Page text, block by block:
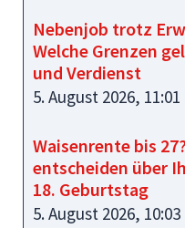
Nebenjob trotz
Welche Grenzen
und Verdienst
5. August 2026,
Waisenrente bis
entscheiden über
18. Geburtstag
5. August 2026,